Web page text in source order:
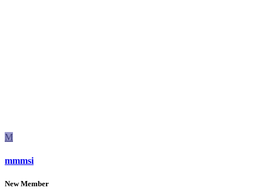
M
mmmsi
New Member